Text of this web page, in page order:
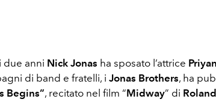
due anni Nick Jonas ha sposato l’attrice
di band e fratelli, i Jonas Brothers, ha
Begins”, recitato nel film “Midway” di